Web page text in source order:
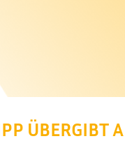
ÜBERGIBT